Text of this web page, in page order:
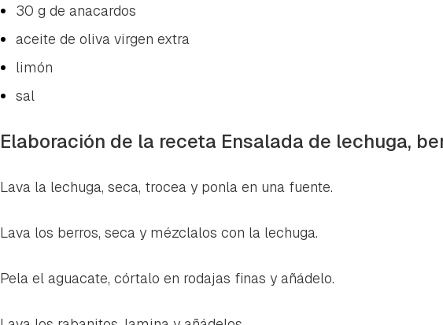
30 g de anacardos
aceite de oliva virgen extra
limón
sal
Elaboración de la receta Ensalada de lechuga,
Lava la lechuga, seca, trocea y ponla en una fuente.
Lava los berros, seca y mézclalos con la lechuga.
Pela el aguacate, córtalo en rodajas finas y añádelo.